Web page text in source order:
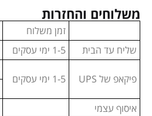
משלוחים והחזרות
זמן משלוח
שליח עד הבית
1-5 ימי עסקים
פיקאפ של UPS 1-5 ימי עסקים
איסוף עצמי